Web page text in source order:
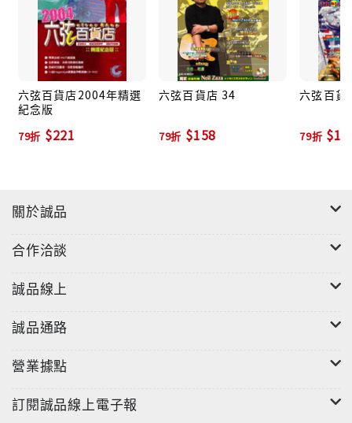
曲）
被雨困住的城市 ／ 蘇打綠
給自己的情歌／梁詠琪（周杰倫量身訂作，最佳少女情
歌）
飛魚／蘇打綠
淘汰／陳奕迅
六弦百貨店2004年精選
紀念版
79折 $221
六弦百貨店 34
79折 $158
六弦百貨
79折
關於誠品
合作洽談
誠品線上
誠品通路
營業據點
訂閱誠品線上電子報